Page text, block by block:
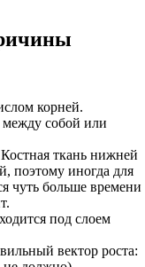
корней.
между собой или
ткань нижней
поэтому иногда для
чуть больше времени
под слоем
вектор роста: